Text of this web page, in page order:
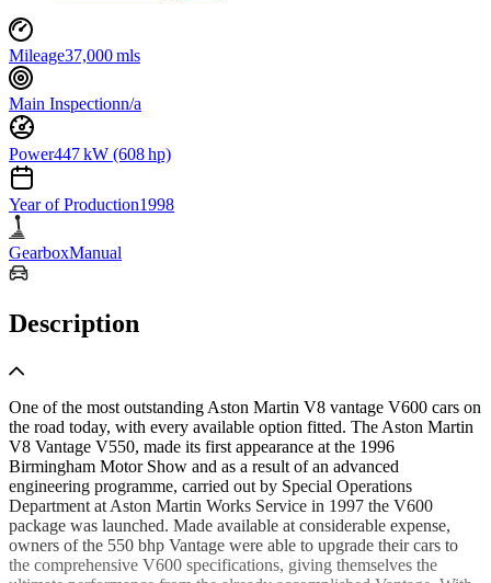
Mileage37,000 mls
Main Inspectionn/a
Power447 kW (608 hp)
Year of Production1998
GearboxManual
Description
One of the most outstanding Aston Martin V8 vantage V600 cars on
the road today, with every available option fitted. The Aston Martin
V8 Vantage V550, made its first appearance at the 1996
Birmingham Motor Show and as a result of an advanced
engineering programme, carried out by Special Operations
Department at Aston Martin Works Service in 1997 the V600
package was launched. Made available at considerable expense,
owners of the 550 bhp Vantage were able to upgrade their cars to
the comprehensive V600 specifications, giving themselves the